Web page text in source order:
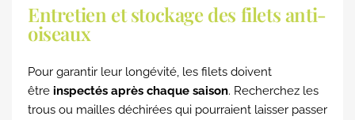
Entretien et stockage des filets anti-
oiseaux
Pour garantir leur longévité, les filets doivent
être inspectés après chaque saison. Recherchez les
trous ou mailles déchirées qui pourraient laisser passer